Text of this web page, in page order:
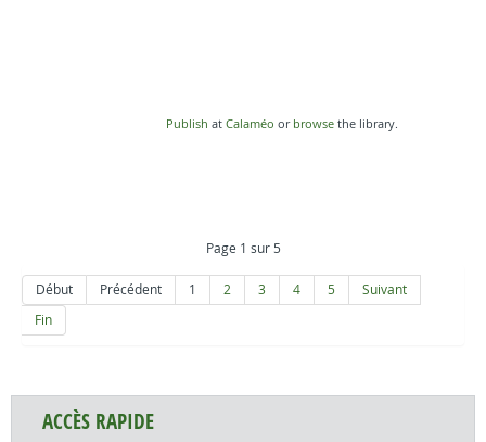
Publish at Calaméo or browse the library.
Page 1 sur 5
Début Précédent 1 2 3 4 5
Suivant
Fin
ACCÈS RAPIDE